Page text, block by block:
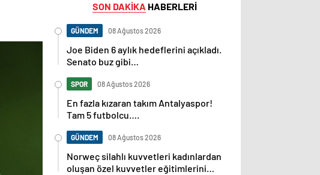
SON DAKİKA HABERLERİ
GÜNDEM 08 Ağustos 2026
Joe Biden 6 aylık hedeflerini açıkladı.
Senato buz gibi…
SPOR 08 Ağustos 2026
En fazla kızaran takım Antalyaspor!
Tam 5 futbolcu….
GÜNDEM 08 Ağustos 2026
Norweç silahlı kuvvetleri kadınlardan
oluşan özel kuvvetler eğitimlerini